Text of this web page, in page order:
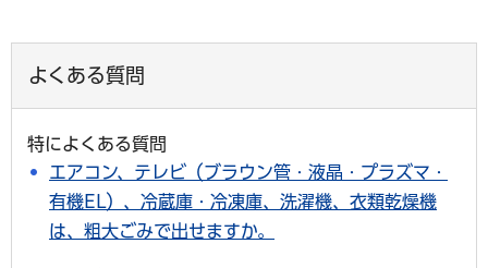
よくある質問
特によくある質問
エアコン、テレビ（ブラウン管・液晶・プラズマ・
有機EL）、冷蔵庫・冷凍庫、洗濯機、衣類乾燥機
は、粗大ごみで出せますか。